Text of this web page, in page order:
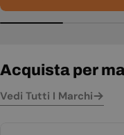
Acquista per
Vedi Tutti I Marchi